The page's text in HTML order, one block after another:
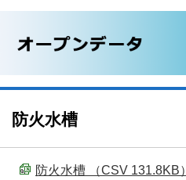
防火水槽
防火水槽 （CSV 131.8KB）